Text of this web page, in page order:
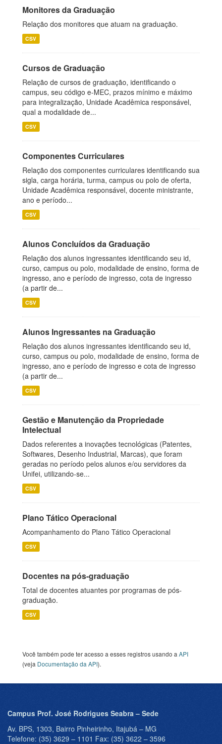
Monitores da Graduação
Relação dos monitores que atuam na graduação.
CSV
Cursos de Graduação
Relação de cursos de graduação, identificando o
campus, seu código e-MEC, prazos mínimo e máximo
para integralização, Unidade Acadêmica responsável,
qual a modalidade de...
CSV
Componentes Curriculares
Relação dos componentes curriculares identificando sua
sigla, carga horária, turma, campus ou polo de oferta,
Unidade Acadêmica responsável, docente ministrante,
ano e período...
CSV
Alunos Concluídos da Graduação
Relação dos alunos ingressantes identificando seu id,
curso, campus ou polo, modalidade de ensino, forma de
ingresso, ano e período de ingresso, cota de ingresso
(a partir de...
CSV
Alunos Ingressantes na Graduação
Relação dos alunos ingressantes identificando seu id,
curso, campus ou polo, modalidade de ensino, forma de
ingresso, ano e período de ingresso e cota de ingresso
(a partir de...
CSV
Gestão e Manutenção da Propriedade
Intelectual
Dados referentes a inovações tecnológicas (Patentes,
Softwares, Desenho Industrial, Marcas), que foram
geradas no período pelos alunos e/ou servidores da
Unifei, utilizando-se...
CSV
Plano Tático Operacional
Acompanhamento do Plano Tático Operacional
CSV
Docentes na pós-graduação
Total de docentes atuantes por programas de pós-
graduação.
CSV
Você também pode ter acesso a esses registros usando a API
(veja Documentação da API).
Campus Prof. José Rodrigues Seabra – Sede
Av. BPS, 1303, Bairro Pinheirinho, Itajubá – MG
Telefone: (35) 3629 – 1101 Fax: (35) 3622 – 3596